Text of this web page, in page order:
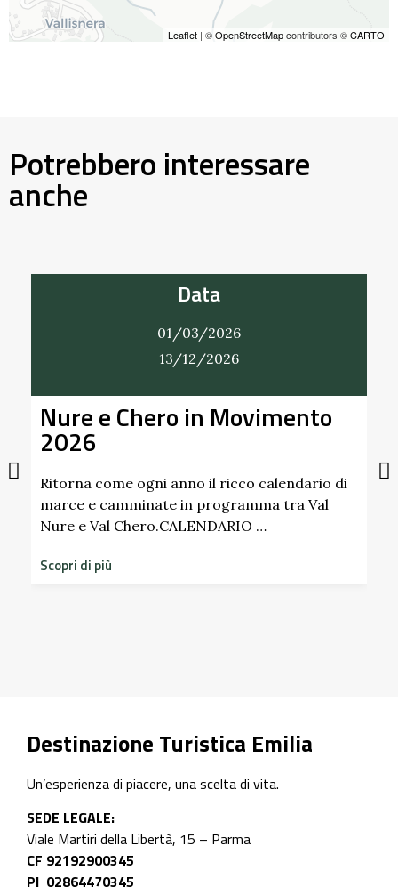
Leaflet | ©OpenStreetMapcontributors ©CARTO
Potrebbero interessare
anche
Data
01/03/2026
13/12/2026
Nure e Chero in Movimento
2026
Ritorna come ogni anno il ricco calendario di
marce e camminate in programma tra Val
Nure e Val Chero.CALENDARIO …
Scopri di più
Destinazione Turistica Emilia
Un’esperienza di piacere, una scelta di vita.
SEDE LEGALE:
Viale Martiri della Libertà, 15 – Parma
CF 92192900345
PI 02864470345